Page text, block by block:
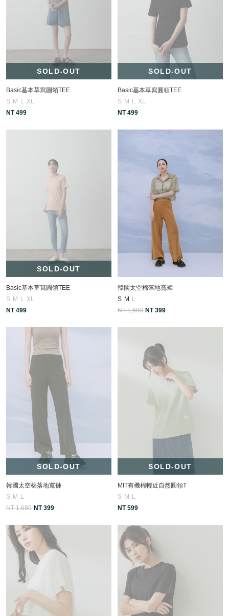
SOLD-OUT
Basic基本草寫圓領TEE
S M L
XL
NT 499
SOLD-OUT
Basic基本草寫圓領TEE
S M L
XL
NT 499
SOLD-OUT
Basic基本草寫圓領TEE
S M L XL
NT 499
韓國太空棉落地寬褲
S M
L
NT 1,680 NT 399
SOLD-OUT
韓國太空棉落地寬褲
S M
L
NT 1,680 NT 399
SOLD-OUT
MIT有機棉輕近自然圓領T
S M
L
NT 599